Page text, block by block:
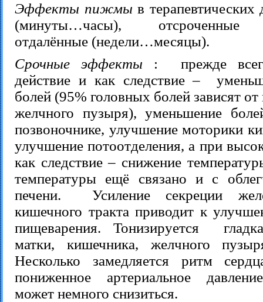
Эффекты пижмы в
(минуты…часы), отсроченные
отдалённые (недели…месяцы).
Срочные эффекты : прежде
действие и как следствие –
болей (95% головных болей зависят от
желчного пузыря), уменьшение
позвоночнике, улучшение моторики
улучшение потоотделения, а при
как следствие – снижение
температуры ещё связано и с
печени. Усиление секреции
кишечного тракта приводит к
пищеварения. Тонизируется
матки, кишечника, желчного
Несколько замедляется ритм
пониженное артериальное
может немного снизиться.